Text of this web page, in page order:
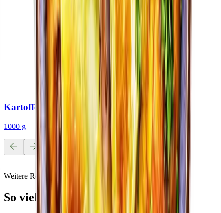
Kartoffel-Schupfnudeln (Bubaspitzle)
1000 g
Weitere Rezeptideen
So vielseitig ist BÜRGER